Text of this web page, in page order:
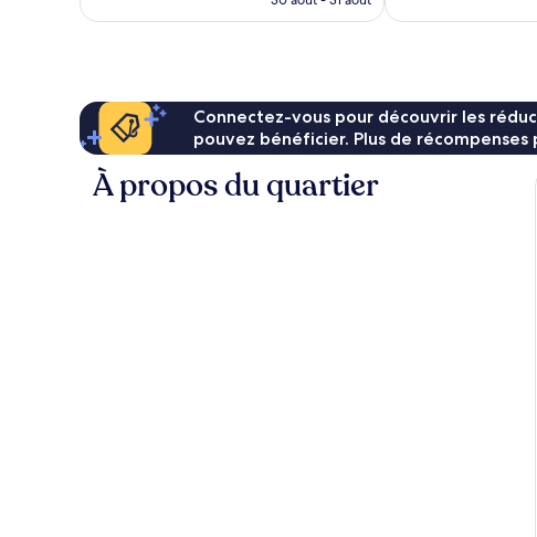
Connectez-vous pour découvrir les
pouvez bénéficier. Plus de récompenses
À propos du quartier